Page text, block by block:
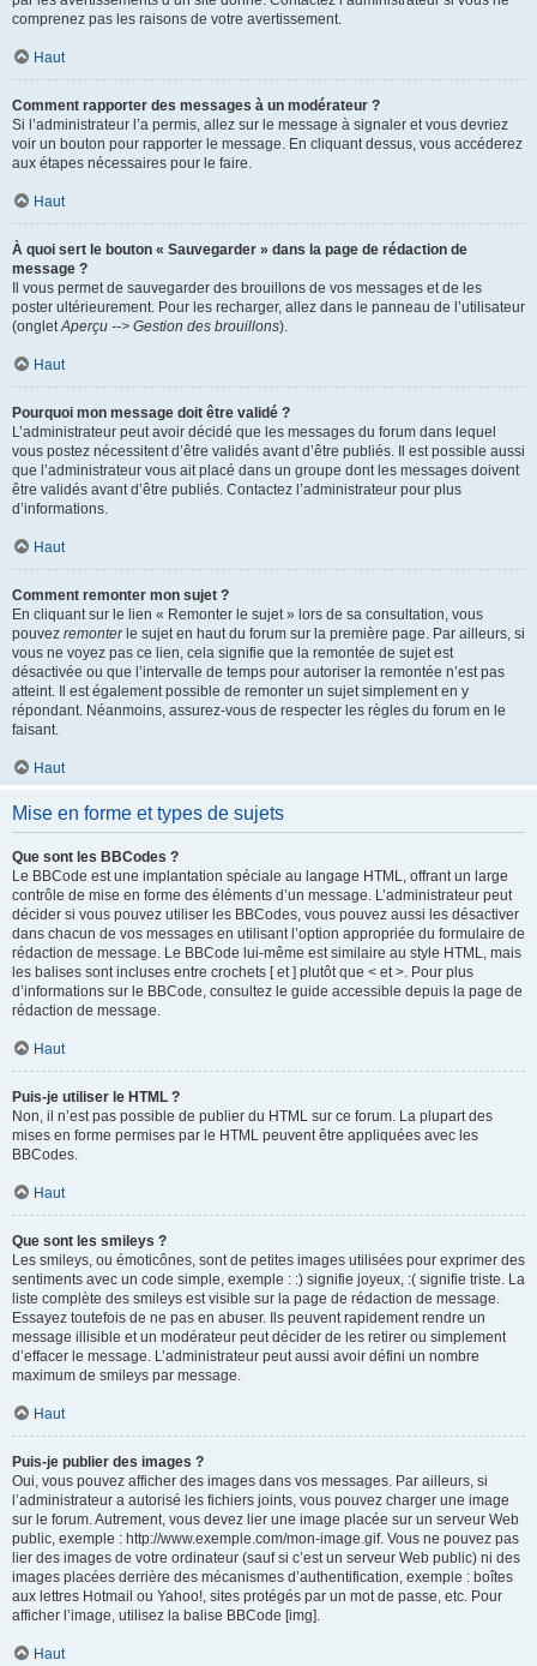
comprenez pas les raisons de votre avertissement.
Haut
Comment rapporter des messages à un modérateur ?
Si l’administrateur l’a permis, allez sur le message à signaler et vous devriez
voir un bouton pour rapporter le message. En cliquant dessus, vous accéderez
aux étapes nécessaires pour le faire.
Haut
À quoi sert le bouton « Sauvegarder » dans la page de rédaction de
message ?
Il vous permet de sauvegarder des brouillons de vos messages et de les
poster ultérieurement. Pour les recharger, allez dans le panneau de l’utilisateur
(ongletAperçu --> Gestion des brouillons).
Haut
Pourquoi mon message doit être validé ?
L’administrateur peut avoir décidé que les messages du forum dans lequel
vous postez nécessitent d’être validés avant d’être publiés. Il est possible aussi
que l’administrateur vous ait placé dans un groupe dont les messages doivent
être validés avant d’être publiés. Contactez l’administrateur pour plus
d’informations.
Haut
Comment remonter mon sujet ?
En cliquant sur le lien « Remonter le sujet » lors de sa consultation, vous
pouvez remonterle sujet en haut du forum sur la première page. Par ailleurs, si
vous ne voyez pas ce lien, cela signifie que la remontée de sujet est
désactivée ou que l’intervalle de temps pour autoriser la remontée n’est pas
atteint. Il est également possible de remonter un sujet simplement en y
répondant. Néanmoins, assurez-vous de respecter les règles du forum en le
faisant.
Haut
Mise en forme et types de sujets
Que sont les BBCodes ?
Le BBCode est une implantation spéciale au langage HTML, offrant un large
contrôle de mise en forme des éléments d’un message. L’administrateur peut
décider si vous pouvez utiliser les BBCodes, vous pouvez aussi les désactiver
dans chacun de vos messages en utilisant l’option appropriée du formulaire de
rédaction de message. Le BBCode lui-même est similaire au style HTML, mais
les balises sont incluses entre crochets [ et ] plutôt que < et >. Pour plus
d’informations sur le BBCode, consultez le guide accessible depuis la page de
rédaction de message.
Haut
Puis-je utiliser le HTML ?
Non, il n’est pas possible de publier du HTML sur ce forum. La plupart des
mises en forme permises par le HTML peuvent être appliquées avec les
BBCodes.
Haut
Que sont les smileys ?
Les smileys, ou émoticônes, sont de petites images utilisées pour exprimer des
sentiments avec un code simple, exemple : :) signifie joyeux, :( signifie triste. La
liste complète des smileys est visible sur la page de rédaction de message.
Essayez toutefois de ne pas en abuser. Ils peuvent rapidement rendre un
message illisible et un modérateur peut décider de les retirer ou simplement
d’effacer le message. L’administrateur peut aussi avoir défini un nombre
maximum de smileys par message.
Haut
Puis-je publier des images ?
Oui, vous pouvez afficher des images dans vos messages. Par ailleurs, si
l’administrateur a autorisé les fichiers joints, vous pouvez charger une image
sur le forum. Autrement, vous devez lier une image placée sur un serveur Web
public, exemple : http://www.exemple.com/mon-image.gif. Vous ne pouvez pas
lier des images de votre ordinateur (sauf si c’est un serveur Web public) ni des
images placées derrière des mécanismes d’authentification, exemple : boîtes
aux lettres Hotmail ou Yahoo!, sites protégés par un mot de passe, etc. Pour
afficher l’image, utilisez la balise BBCode [img].
Haut